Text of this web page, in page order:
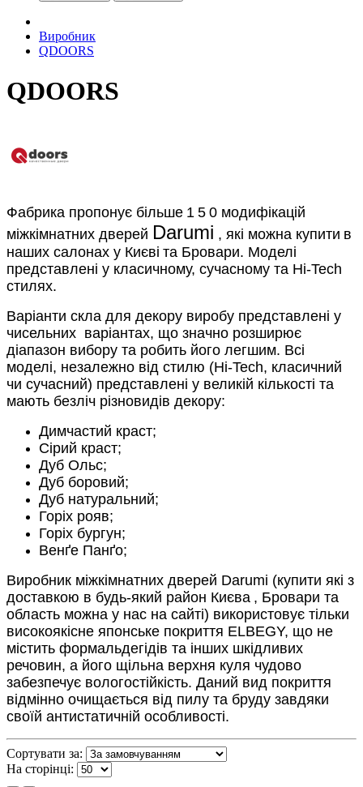
Виробник
QDOORS
QDOORS
Фабрика пропонує більше 1 5 0 модифікацій
міжкімнатних дверей Darumi , які можна купити в
наших салонах у Києві та Бровари. Моделі
представлені у класичному, сучасному та Hi-Tech
стилях.
Варіанти скла для декору виробу представлені у
чисельних варіантах, що значно розширює
діапазон вибору та робить його легшим. Всі
моделі, незалежно від стилю (Hi-Tech, класичний
чи сучасний) представлені у великій кількості та
мають безліч різновидів декору:
Димчастий краст;
Сірий краст;
Дуб Ольс;
Дуб боровий;
Дуб натуральний;
Горіх рояв;
Горіх бургун;
Венґе Панґо;
Виробник міжкімнатних дверей Darumi (купити які з
доставкою в будь-який район Києва , Бровари та
область можна у нас на сайті) використовує тільки
високоякісне японське покриття ELBEGY, що не
містить формальдегідів та інших шкідливих
речовин, а його щільна верхня куля чудово
забезпечує вологостійкість. Даний вид покриття
відмінно очищається від пилу та бруду завдяки
своїй антистатичній особливості.
Сортувати за:
На сторінці: